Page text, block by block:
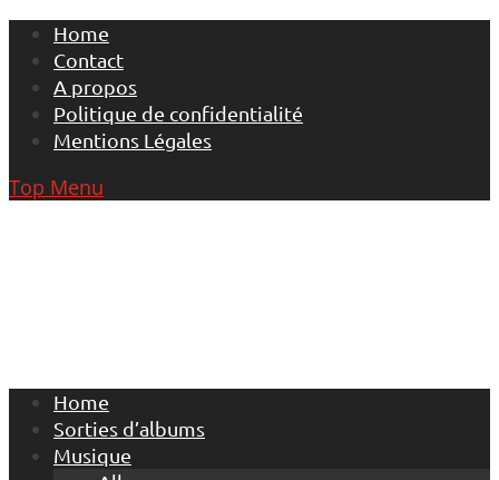
Skip
content
Home
Contact
A propos
Politique de confidentialité
Mentions Légales
Top Menu
Home
Sorties d’albums
Musique